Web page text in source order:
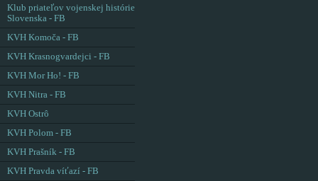
Klub priateľov vojenskej histórie
Slovenska - FB
KVH Komoča - FB
KVH Krasnogvardejci - FB
KVH Mor Ho! - FB
KVH Nitra - FB
KVH Ostrô
KVH Polom - FB
KVH Prašník - FB
KVH Pravda víťazí - FB